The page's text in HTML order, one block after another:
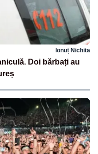
Ionuț Nichita
Doi bărbați au